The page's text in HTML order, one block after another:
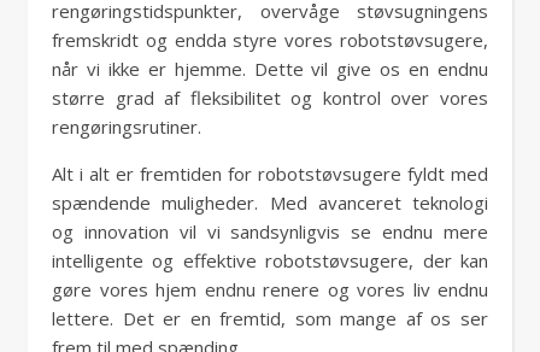
rengøringstidspunkter, overvåge støvsugningens
fremskridt og endda styre vores robotstøvsugere,
når vi ikke er hjemme. Dette vil give os en endnu
større grad af fleksibilitet og kontrol over vores
rengøringsrutiner.
Alt i alt er fremtiden for robotstøvsugere fyldt med
spændende muligheder. Med avanceret teknologi
og innovation vil vi sandsynligvis se endnu mere
intelligente og effektive robotstøvsugere, der kan
gøre vores hjem endnu renere og vores liv endnu
lettere. Det er en fremtid, som mange af os ser
frem til med spænding.